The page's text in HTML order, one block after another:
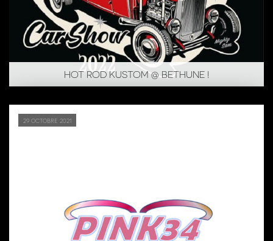
HOT ROD KUSTOM @ BETHUNE !
29 octobre 2021